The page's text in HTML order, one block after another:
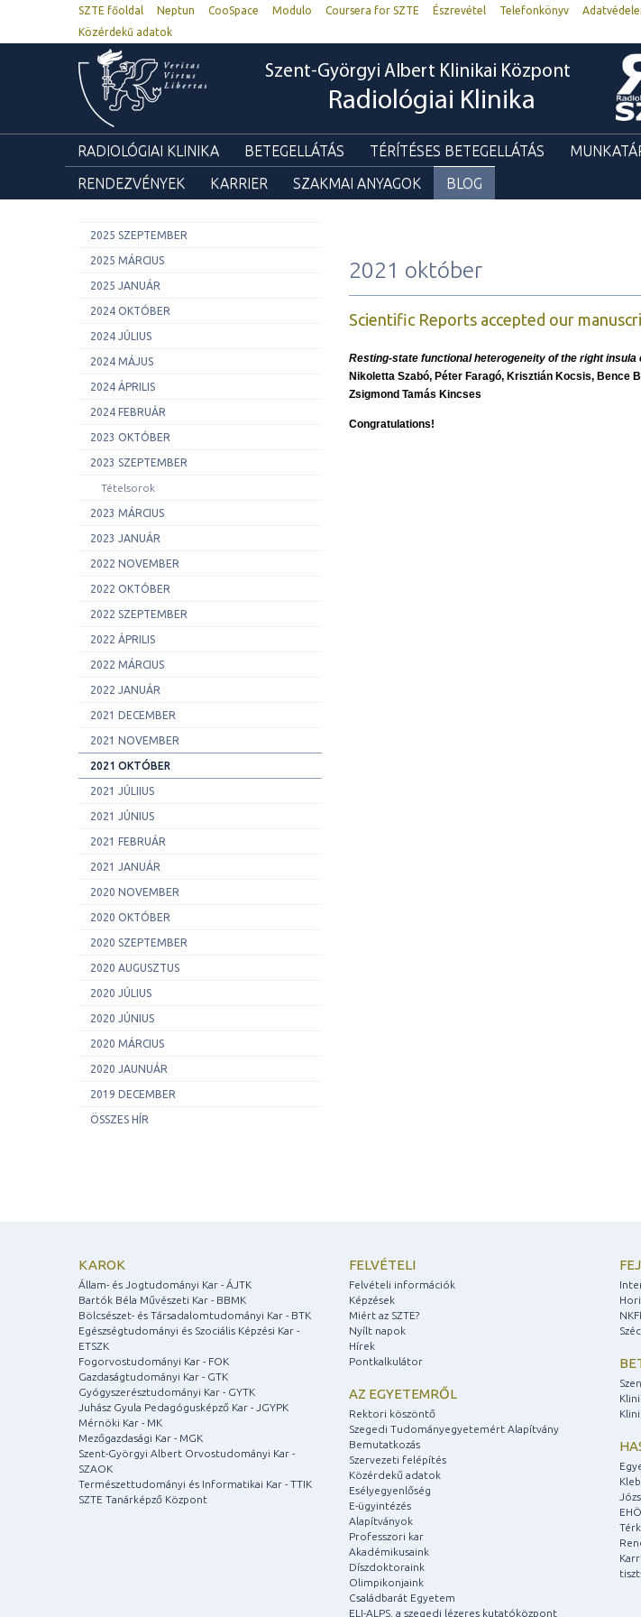
SZTE főoldal Neptun CooSpace Modulo Coursera for SZTE Észrevétel Telefonkönyv
Közérdekű adatok
Szent-Györgyi Albert Klinikai Központ
Radiológiai Klinika
RADIOLÓGIAI KLINIKA BETEGELLÁTÁS TÉRÍTÉSES BETEGELLÁTÁS
RENDEZVÉNYEK
KARRIER SZAKMAI ANYAGOK BLOG
2025 SZEPTEMBER
2025 MÁRCIUS
2025 JANUÁR
2024 OKTÓBER
2024 JÚLIUS
2024 MÁJUS
2024 ÁPRILIS
2024 FEBRUÁR
2023 OKTÓBER
2023 SZEPTEMBER
Tételsorok
2023 MÁRCIUS
2023 JANUÁR
2022 NOVEMBER
2022 OKTÓBER
2022 SZEPTEMBER
2022 ÁPRILIS
2022 MÁRCIUS
2022 JANUÁR
2021 DECEMBER
2021 NOVEMBER
2021 OKTÓBER
2021 JÚLIIUS
2021 JÚNIUS
2021 FEBRUÁR
2021 JANUÁR
2020 NOVEMBER
2020 OKTÓBER
2020 SZEPTEMBER
2020 AUGUSZTUS
2020 JÚLIUS
2020 JÚNIUS
2020 MÁRCIUS
2020 JAUNUÁR
2019 DECEMBER
ÖSSZES HÍR
2021 október
Scientific Reports accepted our
Resting-state functional heterogeneity of the right
Nikoletta Szabó, Péter Faragó, Krisztián Kocsis, Bence
Zsigmond Tamás Kincses
Congratulations!
KAROK
Állam- és Jogtudományi Kar - ÁJTK
Bartók Béla Művészeti Kar - BBMK
Bölcsészet- és Társadalomtudományi Kar - BTK
Egészségtudományi és Szociális Képzési Kar -
ETSZK
Fogorvostudományi Kar - FOK
Gazdaságtudományi Kar - GTK
Gyógyszerésztudományi Kar - GYTK
Juhász Gyula Pedagógusképző Kar - JGYPK
Mérnöki Kar - MK
Mezőgazdasági Kar - MGK
Szent-Györgyi Albert Orvostudományi Kar -
SZAOK
Természettudományi és Informatikai Kar - TTIK
SZTE Tanárképző Központ
FELVÉTELI
Felvételi információk
Képzések
Miért az SZTE?
Nyílt napok
Hírek
Pontkalkulátor
AZ EGYETEMRŐL
Rektori köszöntő
Szegedi Tudományegyetemért Alapítvány
Bemutatkozás
Szervezeti felépítés
Közérdekű adatok
Esélyegyenlőség
E-ügyintézés
Alapítványok
Professzori kar
Akadémikusaink
Díszdoktoraink
Olimpikonjaink
Családbarát Egyetem
ELI-ALPS, a szegedi lézeres kutatóközpont